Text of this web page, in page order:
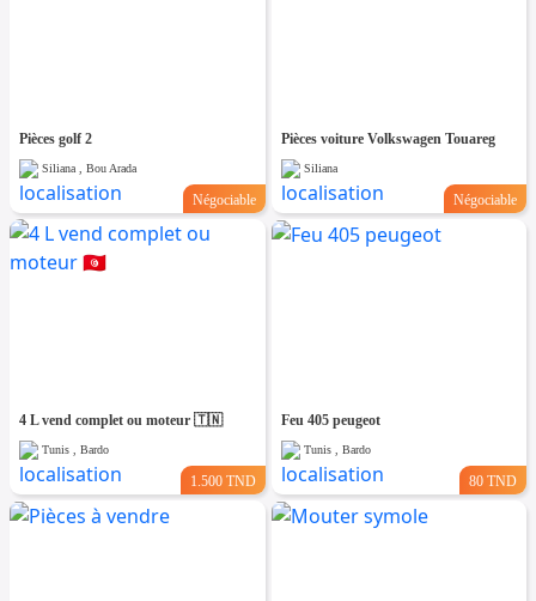
Pièces golf 2
Siliana , Bou Arada
Négociable
Pièces voiture Volkswagen Touareg
Siliana
Négociable
4 L vend complet ou moteur 🇹🇳
Tunis , Bardo
1.500 TND
Feu 405 peugeot
Tunis , Bardo
80 TND